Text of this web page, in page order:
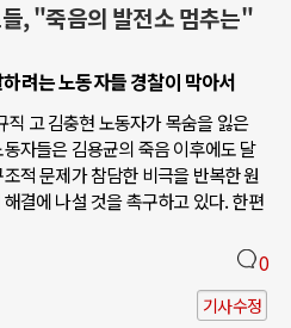
, "죽음의 발전소 멈추는"
려는 노동자들 경찰이 막아서
고 김충현 노동자가 목숨을 잃은
자들은 김용균의 죽음 이후에도 달
적 문제가 참담한 비극을 반복한 원
결에 나설 것을 촉구하고 있다. 한편
0
기사수정